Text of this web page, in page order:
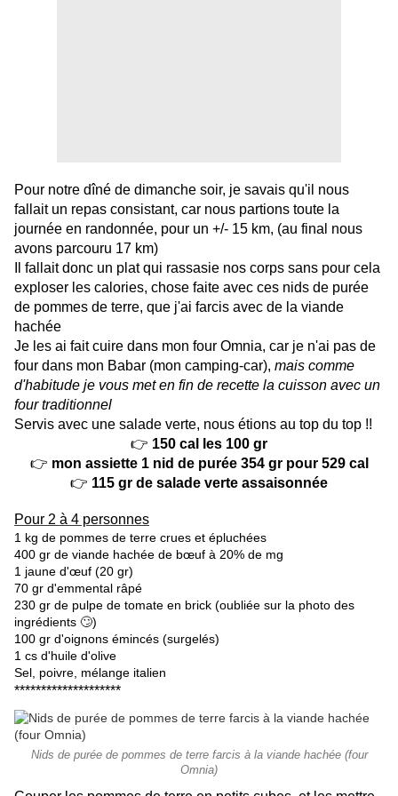
Pour notre dîné de dimanche soir, je savais qu'il nous
fallait un repas consistant, car nous partions toute la
journée en randonnée, pour un +/- 15 km, (au final nous
avons parcouru 17 km)
Il fallait donc un plat qui rassasie nos corps sans pour cela
exploser les calories, chose faite avec ces nids de purée
de pommes de terre, que j'ai farcis avec de la viande
hachée
Je les ai fait cuire dans mon four Omnia, car je n'ai pas de
four dans mon Babar (mon camping-car), mais comme
d'habitude je vous met en fin de recette la cuisson avec un
four traditionnel
Servis avec une salade verte, nous étions au top du top !!
👉 150 cal les 100 gr
👉 mon assiette 1 nid de purée 354 gr pour 529 cal
👉 115 gr de salade verte assaisonnée
Pour 2 à 4 personnes
1 kg de pommes de terre crues et épluchées
400 gr de viande hachée de bœuf à 20% de mg
1 jaune d'œuf (20 gr)
70 gr d'emmental râpé
230 gr de pulpe de tomate en brick (oubliée sur la photo des
ingrédients 🙄)
100 gr d'oignons émincés (surgelés)
1 cs d'huile d'olive
Sel, poivre, mélange italien
********************
Nids de purée de pommes de terre farcis à la viande hachée (four
Omnia)